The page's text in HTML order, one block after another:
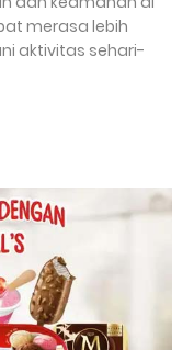
merasa lebih
aktivitas sehari-